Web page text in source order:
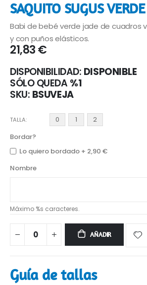
final
de
la
galería
de
imágenes
al
comienzo
de
la
galería
imágenes
SAQUITO SUGUS
Babi de bebé verde jade de cuadros
y con puños elásticos.
21,83 €
DISPONIBILIDAD: DISPONIBLE
SÓLO QUEDA %1
SKU BSUVEJA
TALLA 0 1
2
Bordar?
Lo quiero bordado + 2,90 €
Nombre
Máximo %s caracteres.
AÑADIR
Guía de tallas